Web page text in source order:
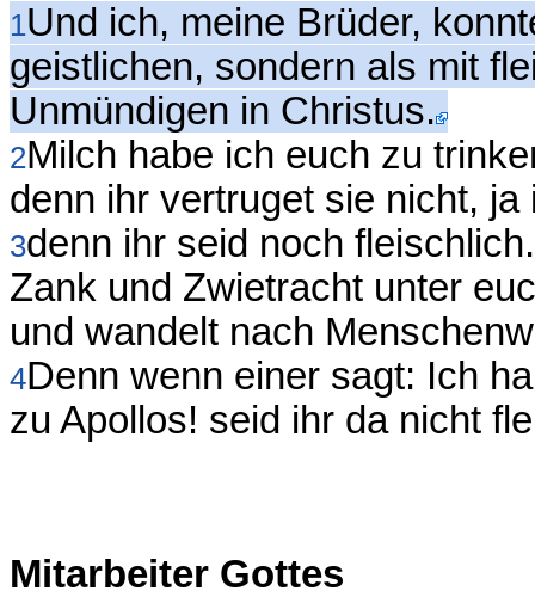
1Und ich, meine Brüder,
geistlichen, sondern als mit
Unmündigen in Christus.
2Milch habe ich euch zu
denn ihr vertruget sie nicht,
3denn ihr seid noch
Zank und Zwietracht unter
und wandelt nach
4Denn wenn einer sagt: Ich
zu Apollos! seid ihr da nicht
Mitarbeiter Gottes